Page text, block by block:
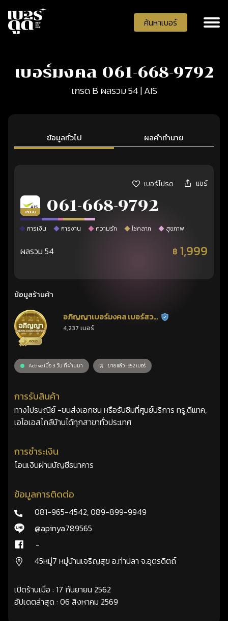
ค้นหาเบอร์
เบอร์มงคล 061-668-9792
เกรด B ผลรวม 54 | AIS
ข้อมูลทั่วไป ผลคำทำนาย
เบอร์โปรด แชร์
เติมเงิน 061-668-9792
การเงิน การงาน ความรัก โชคลาภ สุขภาพ
ผลรวม 54 ฿ 1,999
ข้อมูลร้านค้า
อภิญญาเบอร์มงคล เบอร์สวย
เลขศาสตร์
ร้านยืนยันแล้ว
4,237 เบอร์
Active เมื่อ 3 วัน ที่ผ่านมา ขายแล้ว : 652 เบอร์
การรับสินค้า
ทางไปรษณีย์ -ขนส่งเอกชน หรือรับซิมที่ศูนย์บริการ ทรู,ดีแทค,
เอไอเอสไกล้บ้านได้ทุกสาขาทั่วประเทศ
การชำระเงิน
โอนเงินผ่านบัญชีธนาคาร
ข้อมูลการติดต่อ
081-965-4542,089-899-9949
@apinya789565
-
45หมู่7 หมู่บ้านเจริญสุข อ.ท่าปลา จ.อุตรดิตถ์
เปิดร้านเมื่อ : 17 กันยายน 2562
อัปเดตล่าสุด : 06 สิงหาคม 2569